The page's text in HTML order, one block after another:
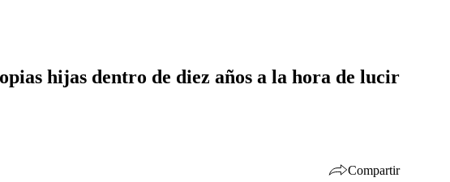
hijas dentro de diez años a la hora de lucir
Compartir